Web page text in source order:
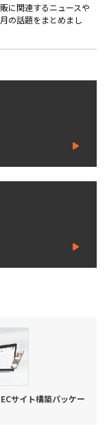
に関連するニュースや
の話題をまとめまし
サイト構築パッケー